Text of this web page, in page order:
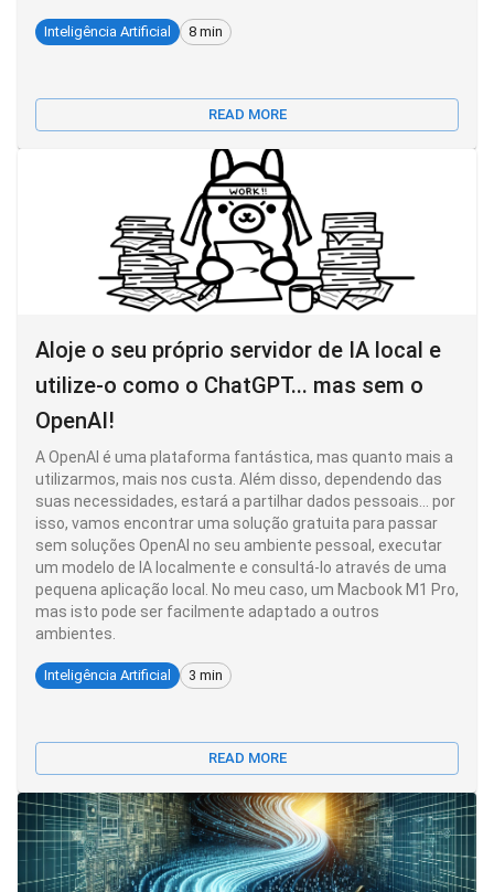
Inteligência Artificial 8 min
READ MORE
Aloje o seu próprio servidor de IA local e
utilize-o como o ChatGPT... mas sem o
OpenAI!
A OpenAI é uma plataforma fantástica, mas quanto mais a
utilizarmos, mais nos custa. Além disso, dependendo das
suas necessidades, estará a partilhar dados pessoais... por
isso, vamos encontrar uma solução gratuita para passar
sem soluções OpenAI no seu ambiente pessoal, executar
um modelo de IA localmente e consultá-lo através de uma
pequena aplicação local. No meu caso, um Macbook M1 Pro,
mas isto pode ser facilmente adaptado a outros
ambientes.
Inteligência Artificial 3 min
READ MORE